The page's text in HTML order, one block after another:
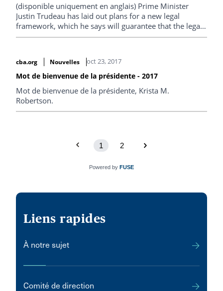
(disponible uniquement en anglais) Prime Minister
Justin Trudeau has laid out plans for a new legal
framework, which he says will guarantee that the legal
rights of Indigenous people in Canada are respected.
cba.org Nouvelles oct 23, 2017
Mot de bienvenue de la présidente - 2017
Mot de bienvenue de la présidente, Krista M.
Robertson.
1 2
Powered by FUSE
Liens rapides
À notre sujet
Comité de direction